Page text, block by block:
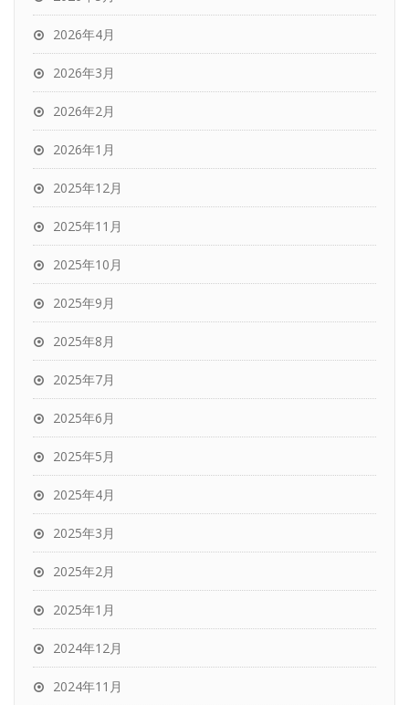
2026年4月
2026年3月
2026年2月
2026年1月
2025年12月
2025年11月
2025年10月
2025年9月
2025年8月
2025年7月
2025年6月
2025年5月
2025年4月
2025年3月
2025年2月
2025年1月
2024年12月
2024年11月